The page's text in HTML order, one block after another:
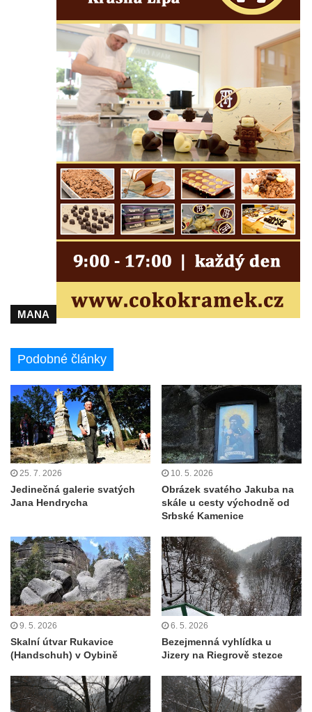
pramenů v Lázních Libverda
Vyhlídka Libverdských pramenů v Lázních
Vyhlídka Pekelské sázky před osadou
Přebytek u Lázní Libverda
Vyhlídka Hejnické Madony u hřbitova v
Lázních Libverda
Vyhlídka Dobrého ducha MUHU u Obřího
sudu v Lázních Libverda
Vyhlídka Hájníkova Kohouta východně od
Lázní Libverda
Vyhlídka Ptačí kámen u Vysoké Lípy
Schachtenstein
Milešovka
Švarcvaldská skalní brána ve Skalním
divadle u Hamru na Jezeře
Bořeňská vyhlídka na Radovesické výsypce
Geopark VlnoKam u Brozan nad Ohří
Jeskyně Pusté kostely u Svitavy
Skalní brána u Svojkova
Vyhlídka ve Svojkovských skalách
Vyhlídka pod Tisovým vrchem u Svojkova
Jeskyně Poustevna u Svojkova
Skalní okna Kolonáda u Svojkova
Slavíček
Jeskyně Staré časy u Svojkova
Hlídková jeskyně u Svojkova
Klíč
Kamenná slunce u obce Staré
českých bratří
MANA
Podobné články
25. 7. 2026
Jedinečná galerie svatých
Jana Hendrycha
10. 5. 2026
Obrázek svatého Jakuba na
skále u cesty východně od
Srbské Kamenice
9. 5. 2026
Skalní útvar Rukavice
(Handschuh) v Oybině
6. 5. 2026
Bezejmenná vyhlídka u
Jizery na Riegrově stezce